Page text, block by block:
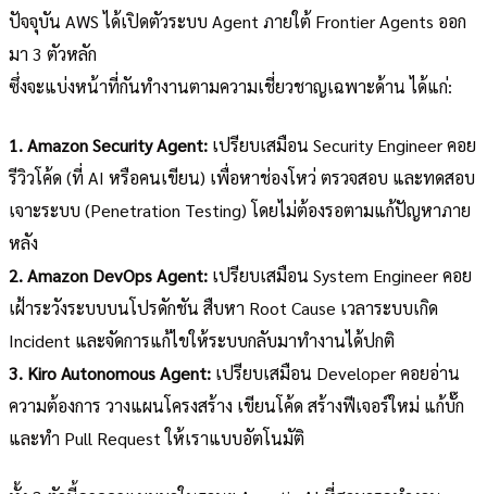
ปัจจุบัน AWS ได้เปิดตัวระบบ Agent ภายใต้ Frontier Agents ออก
มา 3 ตัวหลัก
ซึ่งจะแบ่งหน้าที่กันทำงานตามความเชี่ยวชาญเฉพาะด้าน ได้แก่:
1. Amazon Security Agent: เปรียบเสมือน Security Engineer คอย
รีวิวโค้ด (ที่ AI หรือคนเขียน) เพื่อหาช่องโหว่ ตรวจสอบ และทดสอบ
เจาะระบบ (Penetration Testing) โดยไม่ต้องรอตามแก้ปัญหาภาย
หลัง
2. Amazon DevOps Agent: เปรียบเสมือน System Engineer คอย
เฝ้าระวังระบบบนโปรดักชัน สืบหา Root Cause เวลาระบบเกิด
Incident และจัดการแก้ไขให้ระบบกลับมาทำงานได้ปกติ
3. Kiro Autonomous Agent: เปรียบเสมือน Developer คอยอ่าน
ความต้องการ วางแผนโครงสร้าง เขียนโค้ด สร้างฟีเจอร์ใหม่ แก้บั๊ก
และทำ Pull Request ให้เราแบบอัตโนมัติ